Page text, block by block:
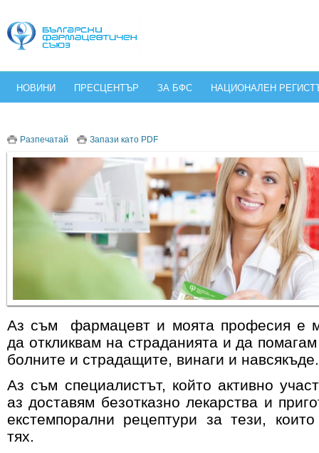
НОВИНИ ПРЕСЦЕНТЪР ЗА БФС НАЦИОНАЛЕН
Разпечатай Запази като PDF
Аз съм фармацевт и моята професия е
да откликвам на страданията и да
болните и страдащите, винаги и
Аз съм специалистът, който активно
аз доставям безотказно лекарства и
екстемпорални рецептури за тези,
тях.